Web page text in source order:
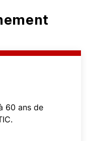
60 ans de